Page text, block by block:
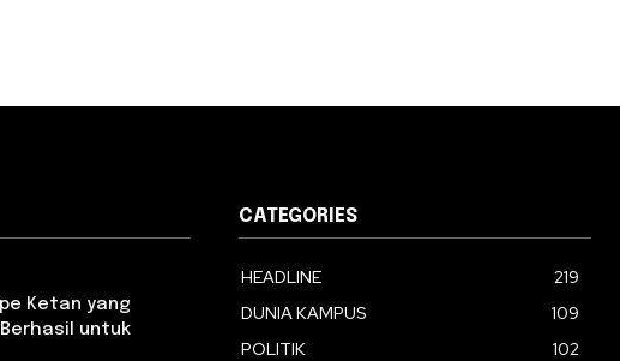
Ketan yang
untuk
CATEGORIES
HEADLINE
219
DUNIA KAMPUS
109
POLITIK
102